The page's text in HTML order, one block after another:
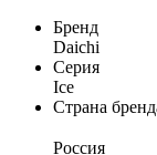
Бренд
Daichi
Серия
Ice
Страна
Россия